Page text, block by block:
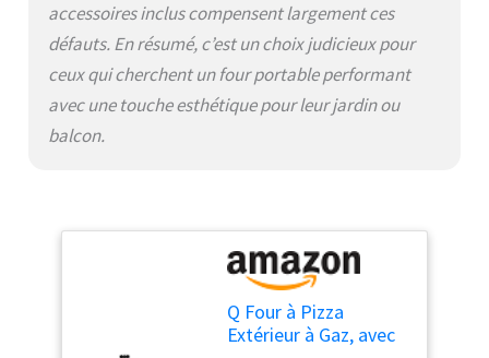
pulvérisation et le design
de moule intégré offrent
une rétention de chaleur
exceptionnelle. Combiné à
la commodité du gaz, il
Cuisson polyvalente :
parfait pour les pizzas,
rôtir les légumes, cuire du
pain et bien plus encore
avec contrôle de flamme
réglable pour une cuisson
accessoires inclus compensent largement ces
défauts. En résumé, c’est un choix judicieux pour
ceux qui cherchent un four portable performant
avec une touche esthétique pour leur jardin ou
balcon.
Q Four à Pizza
Extérieur à Gaz, avec